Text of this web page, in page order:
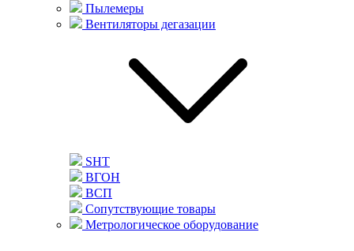
Пылемеры
Вентиляторы дегазации
SHT
ВГОН
ВСП
Сопутствующие товары
Метрологическое оборудование